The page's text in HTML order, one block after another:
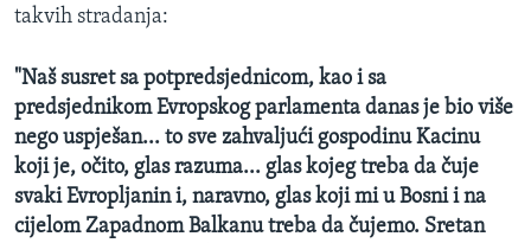
takvih stradanja:
"Naš susret sa potpredsjednicom, kao i sa
predsjednikom Evropskog parlamenta danas je bio više
nego uspješan... to sve zahvaljući gospodinu Kacinu
koji je, očito, glas razuma... glas kojeg treba da čuje
svaki Evropljanin i, naravno, glas koji mi u Bosni i na
cijelom Zapadnom Balkanu treba da čujemo. Sretan